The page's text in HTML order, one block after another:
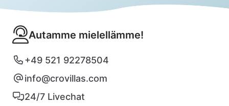
Autamme mielellämme!
+49 521 92278504
info@crovillas.com
24/7 Livechat